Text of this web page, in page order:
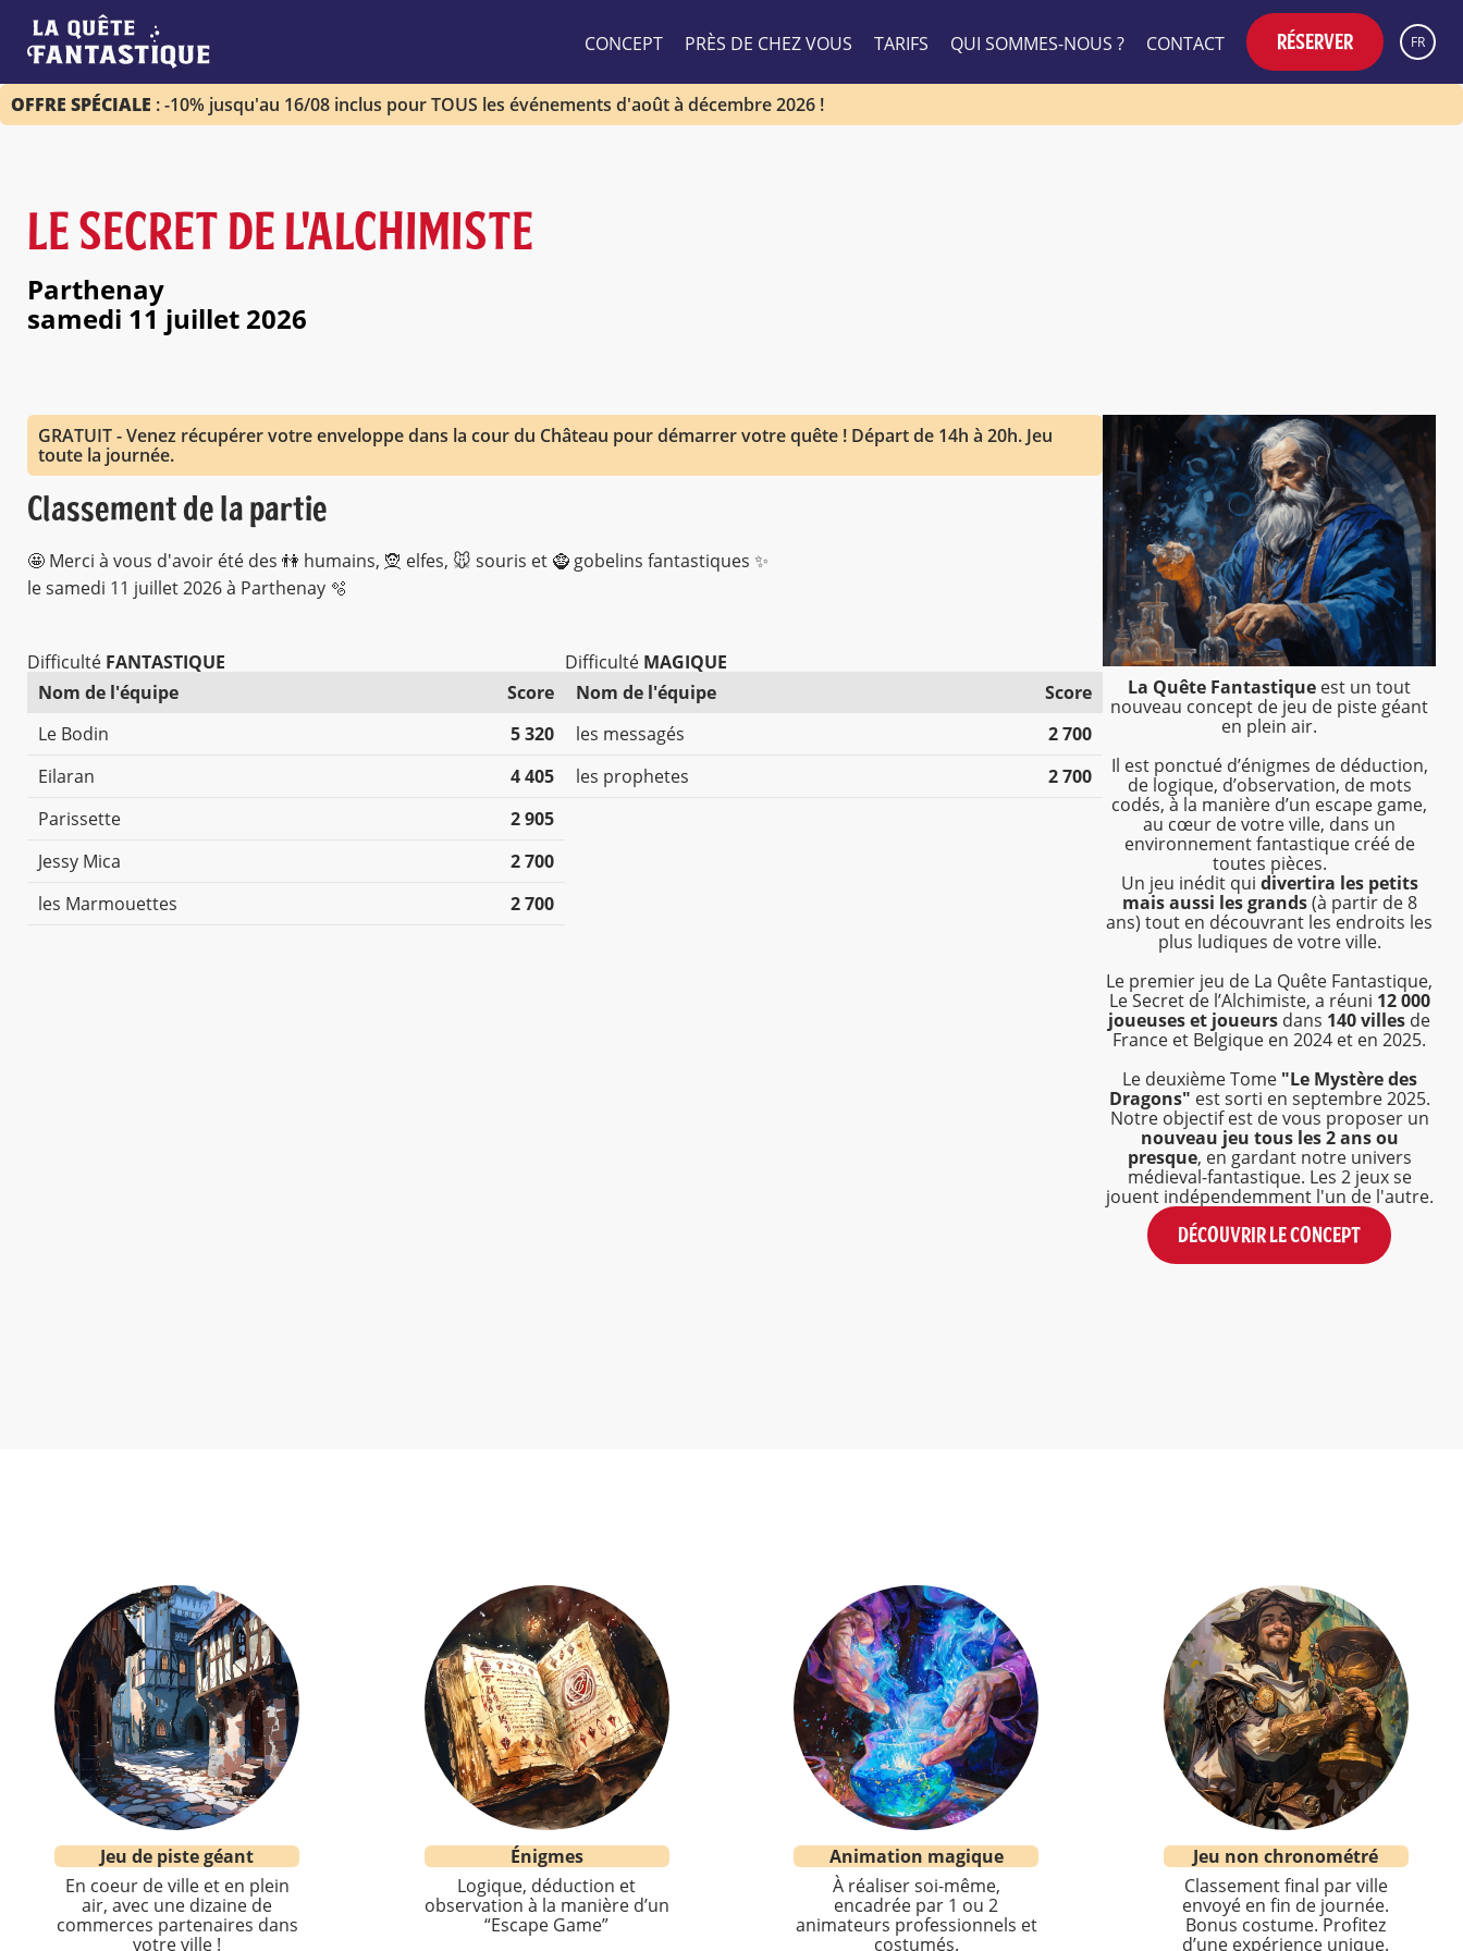
CONCEPT PRÈS DE CHEZ VOUS TARIFS QUI SOMMES-NOUS ? CONTACT RÉSERVER FR
OFFRE SPÉCIALE : -10% jusqu'au 16/08 inclus pour TOUS les événements d'août à décembre 2026 !
LE SECRET DE L'ALCHIMISTE
Parthenay
samedi 11 juillet 2026
GRATUIT - Venez récupérer votre enveloppe dans la cour du Château pour démarrer votre quête ! Départ de 14h à 20h. Jeu
toute la journée.
Classement de la partie
🤩 Merci à vous d'avoir été des 👫 humains, 🧝 elfes, 🐭 souris et 🧌 gobelins fantastiques ✨
le samedi 11 juillet 2026 à Parthenay 🫧
Difficulté FANTASTIQUE
Nom de l'équipe
Score
Le Bodin
5 320
Eilaran
4 405
Parissette
2 905
Jessy Mica
2 700
les Marmouettes
2 700
Difficulté MAGIQUE
Nom de l'équipe
Score
les messagés
2 700
les prophetes
2 700
La Quête Fantastique est un tout
nouveau concept de jeu de piste géant
en plein air.
Il est ponctué d’énigmes de déduction,
de logique, d’observation, de mots
codés, à la manière d’un escape game,
au cœur de votre ville, dans un
environnement fantastique créé de
toutes pièces.
Un jeu inédit qui divertira les petits
mais aussi les grands(à partir de 8
ans) tout en découvrant les endroits les
plus ludiques de votre ville.
Le premier jeu de La Quête Fantastique,
Le Secret de l’Alchimiste, a réuni 12 000
joueuses et joueurs dans 140 villes de
France et Belgique en 2024 et en 2025.
Le deuxième Tome "Le Mystère des
Dragons" est sorti en septembre 2025.
Notre objectif est de vous proposer un
nouveau jeu tous les 2 ans ou
presque, en gardant notre univers
médieval-fantastique. Les 2 jeux se
jouent indépendemment l'un de l'autre.
DÉCOUVRIR LE CONCEPT
Jeu de piste géant
En coeur de ville et en plein
air, avec une dizaine de
commerces partenaires dans
votre ville !
Énigmes
Logique, déduction et
observation à la manière d’un
“Escape Game”
Animation magique
À réaliser soi-même,
encadrée par 1 ou 2
animateurs professionnels et
costumés.
Jeu non chronométré
Classement final par ville
envoyé en fin de journée.
Bonus costume. Profitez
d’une expérience unique.